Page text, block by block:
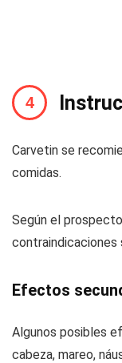
Carvetin se
comidas.
Según el
contraindicaciones
Efectos
Algunos posibles
cabeza, mareo,